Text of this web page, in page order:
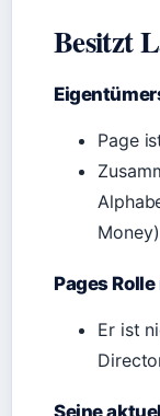
Besitzt
Page
Pages
Er ist
Seine